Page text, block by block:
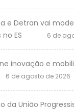
e Detran vai
ES
6 de
inovação e
6 de agosto de 2026
da União